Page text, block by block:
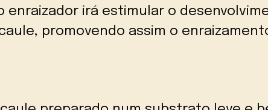
enraizador irá estimular o
promovendo assim o